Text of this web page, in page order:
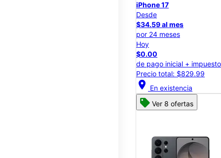
iPhone 17
Desde
$34.59 al mes
por 24 meses
Hoy
$0.00
de pago inicial +
Precio total: $829.99
location_on En existencia
Ver 8 ofertas